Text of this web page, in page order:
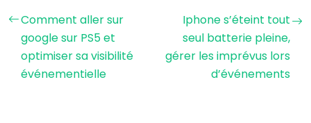
Comment aller sur
google sur PS5 et
optimiser sa visibilité
événementielle
Iphone s’éteint tout
seul batterie pleine,
gérer les imprévus lors
d’événements